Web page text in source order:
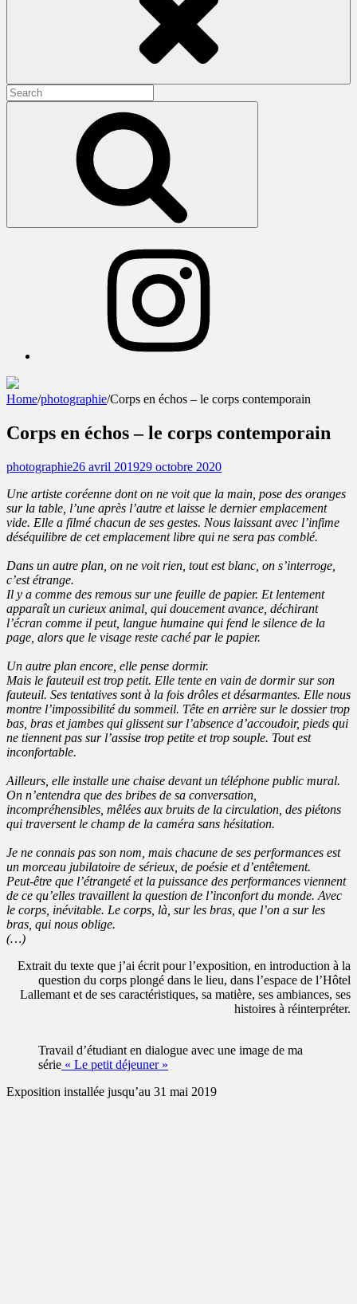
Search
for:
questionner les liens entre corps et espace(s)
Home/photographie/Corps en échos – le corps contemporain
Corps en échos – le corps contemporain
photographie26 avril 201929 octobre 2020
Une artiste coréenne dont on ne voit que la main, pose des oranges
sur la table, l’une après l’autre et laisse le dernier emplacement
vide. Elle a filmé chacun de ses gestes. Nous laissant avec l’infime
déséquilibre de cet emplacement libre qui ne sera pas comblé.
Dans un autre plan, on ne voit rien, tout est blanc, on s’interroge,
c’est étrange.
Il y a comme des remous sur une feuille de papier. Et lentement
apparaît un curieux animal, qui doucement avance, déchirant
l’écran comme il peut, langue humaine qui fend le silence de la
page, alors que le visage reste caché par le papier.
Un autre plan encore, elle pense dormir.
Mais le fauteuil est trop petit. Elle tente en vain de dormir sur son
fauteuil. Ses tentatives sont à la fois drôles et désarmantes. Elle nous
montre l’impossibilité du sommeil. Tête en arrière sur le dossier trop
bas, bras et jambes qui glissent sur l’absence d’accoudoir, pieds qui
ne tiennent pas sur l’assise trop petite et trop souple. Tout est
inconfortable.
Ailleurs, elle installe une chaise devant un téléphone public mural.
On n’entendra que des bribes de sa conversation,
incompréhensibles, mêlées aux bruits de la circulation, des piétons
qui traversent le champ de la caméra sans hésitation.
Je ne connais pas son nom, mais chacune de ses performances est
un morceau jubilatoire de sérieux, de poésie et d’entêtement.
Peut-être que l’étrangeté et la puissance des performances viennent
de ce qu’elles travaillent la question de l’inconfort du monde. Avec
le corps, inévitable. Le corps, là, sur les bras, que l’on a sur les
bras, qui nous oblige.
(…)
Extrait du texte que j’ai écrit pour l’exposition, en introduction à la
question du corps plongé dans le lieu, dans l’espace de l’Hôtel
Lallemant et de ses caractéristiques, sa matière, ses ambiances, ses
histoires à réinterpréter.
Travail d’étudiant en dialogue avec une image de ma
série « Le petit déjeuner »
Exposition installée jusqu’au 31 mai 2019